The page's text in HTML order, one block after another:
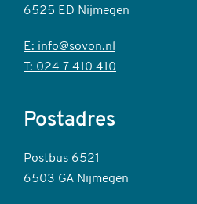
6525 ED Nijmegen
E: info@sovon.nl
T: 024 7 410 410
Postadres
Postbus 6521
6503 GA Nijmegen